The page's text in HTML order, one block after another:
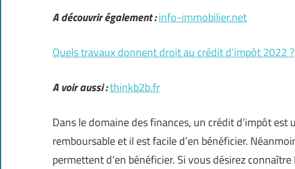
A découvrir également :info-immobilier.net
Quels travaux donnent droit au crédit d’impôt 2022 ?
A voir aussi :thinkb2b.fr
Dans le domaine des finances, un crédit d’impôt
remboursable et il est facile d’en bénéficier.
permettent d’en bénéficier. Si vous désirez